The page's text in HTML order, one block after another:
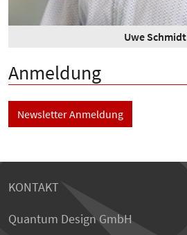
Uwe Schmidt
Anmeldung
Newsletter Anmeldung
KONTAKT
Quantum Design GmbH